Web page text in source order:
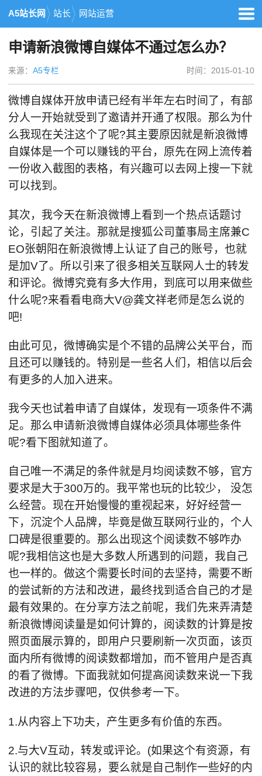
A5站长网 站长 网站运营
申请新浪微博自媒体不通过怎么办？
来源： A5专栏 时间：2015-01-10
微博自媒体开放申请已经有半年左右时间了，有部
分人一开始就受到了邀请并开通了权限。那么为什
么我现在关注这个了呢?其主要原因就是新浪微博
自媒体是一个可以赚钱的平台，原先在网上流传着
一份收入截图的表格，有兴趣可以去网上搜一下就
可以找到。
其次，我今天在新浪微博上看到一个热点话题讨
论，引起了关注。那就是搜狐公司董事局主席兼C
EO张朝阳在新浪微博上认证了自己的账号，也就
是加V了。所以引来了很多相关互联网人士的转发
和评论。微博究竟有多大作用，到底可以用来做些
什么呢?来看看电商大V@龚文祥老师是怎么说的
吧!
由此可见，微博确实是个不错的品牌公关平台，而
且还可以赚钱的。特别是一些名人们，相信以后会
有更多的人加入进来。
我今天也试着申请了自媒体，发现有一项条件不满
足。那么申请新浪微博自媒体必须具体哪些条件
呢?看下图就知道了。
自己唯一不满足的条件就是月均阅读数不够，官方
要求是大于300万的。我平常也玩的比较少， 没怎
么经营。现在开始慢慢的重视起来，好好经营一
下，沉淀个人品牌，毕竟是做互联网行业的，个人
口碑是很重要的。那么出现这个阅读数不够咋办
呢?我相信这也是大多数人所遇到的问题，我自己
也一样的。做这个需要长时间的去坚持，需要不断
的尝试新的方法和改进，最终找到适合自己的才是
最有效果的。在分享方法之前呢，我们先来弄清楚
新浪微博阅读量是如何计算的，阅读数的计算是按
照页面展示算的，即用户只要刷新一次页面，该页
面内所有微博的阅读数都增加，而不管用户是否真
的看了微博。下面我就如何提高阅读数来说一下我
改进的方法步骤吧，仅供参考一下。
1.从内容上下功夫，产生更多有价值的东西。
2.与大V互动，转发或评论。(如果这个有资源，有
认识的就比较容易，要么就是自己制作一些好的内